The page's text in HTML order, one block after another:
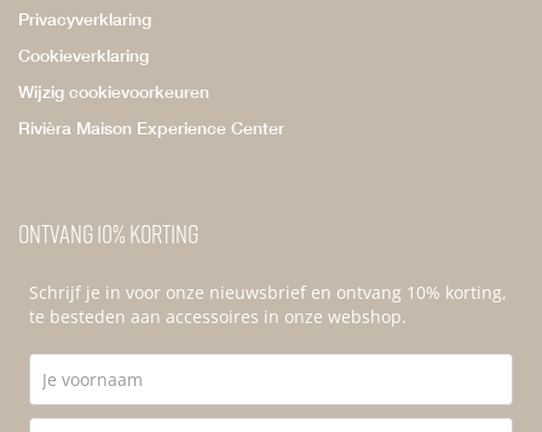
Privacyverklaring
Cookieverklaring
Wijzig cookievoorkeuren
Rivièra Maison Experience Center
Ontvang 10% korting
Schrijf je in voor onze nieuwsbrief en ontvang 10% korting,
te besteden aan accessoires in onze webshop.